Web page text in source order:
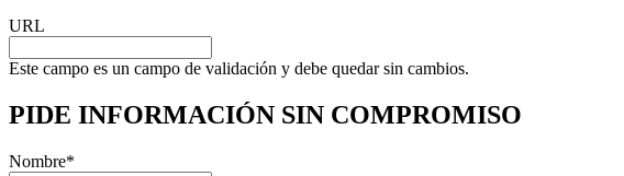
URL
Este campo es un campo de validación y debe quedar sin cambios.
PIDE INFORMACIÓN SIN COMPROMISO
Nombre*